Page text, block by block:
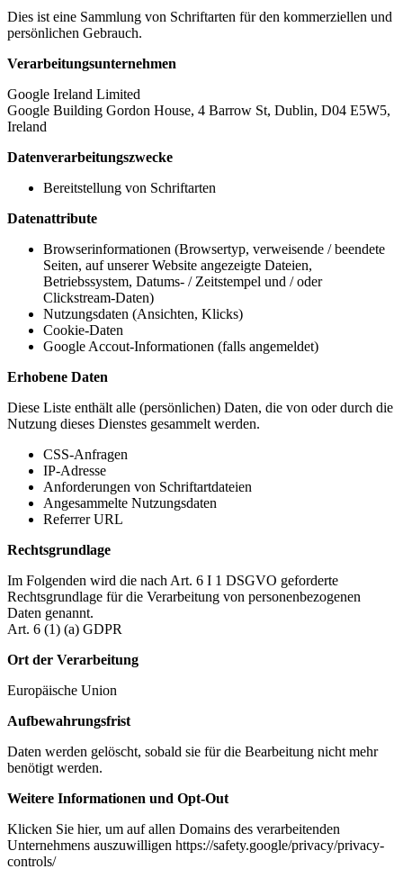
Dies ist eine Sammlung von Schriftarten für den kommerziellen und
persönlichen Gebrauch.
Verarbeitungsunternehmen
Google Ireland Limited
Google Building Gordon House, 4 Barrow St, Dublin, D04 E5W5,
Ireland
Datenverarbeitungszwecke
Bereitstellung von Schriftarten
Datenattribute
Browserinformationen (Browsertyp, verweisende / beendete
Seiten, auf unserer Website angezeigte Dateien,
Betriebssystem, Datums- / Zeitstempel und / oder
Clickstream-Daten)
Nutzungsdaten (Ansichten, Klicks)
Cookie-Daten
Google Accout-Informationen (falls angemeldet)
Erhobene Daten
Diese Liste enthält alle (persönlichen) Daten, die von oder durch die
Nutzung dieses Dienstes gesammelt werden.
CSS-Anfragen
IP-Adresse
Anforderungen von Schriftartdateien
Angesammelte Nutzungsdaten
Referrer URL
Rechtsgrundlage
Im Folgenden wird die nach Art. 6 I 1 DSGVO geforderte
Rechtsgrundlage für die Verarbeitung von personenbezogenen
Daten genannt.
Art. 6 (1) (a) GDPR
Ort der Verarbeitung
Europäische Union
Aufbewahrungsfrist
Daten werden gelöscht, sobald sie für die Bearbeitung nicht mehr
benötigt werden.
Weitere Informationen und Opt-Out
Klicken Sie hier, um auf allen Domains des verarbeitenden
Unternehmens auszuwilligen https://safety.google/privacy/privacy-
controls/